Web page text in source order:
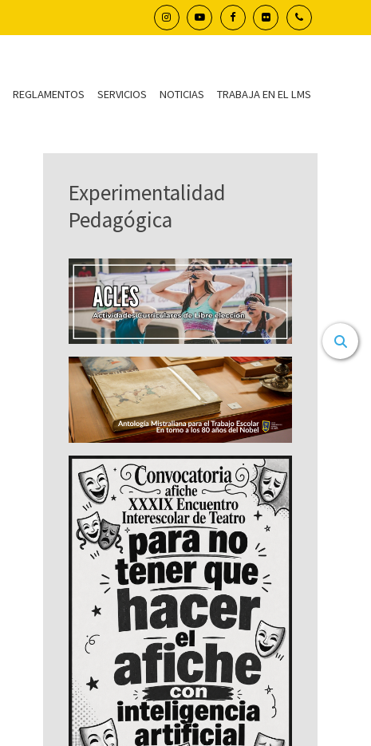
REGLAMENTOS SERVICIOS NOTICIAS TRABAJA EN EL LMS
Experimentalidad
Pedagógica